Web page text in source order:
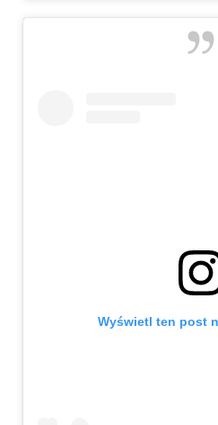
Wyświetl ten post